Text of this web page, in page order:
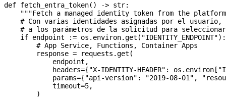
def fetch_entra_token() -> str:
"""Fetch a managed identity token from the
# Con varias identidades asignadas por el
# a los parámetros de la solicitud para
    if
endpoint := os.environ.get( "IDENTITY_ENDPOINT"):
        # App Service, Functions, Container Apps
        response
= requests.get(
            endpoint,
            headers
={"X-IDENTITY-HEADER" : os.environ[
            params
={"api-version" : "2019-08-01" ,
            timeout
=5,
        )